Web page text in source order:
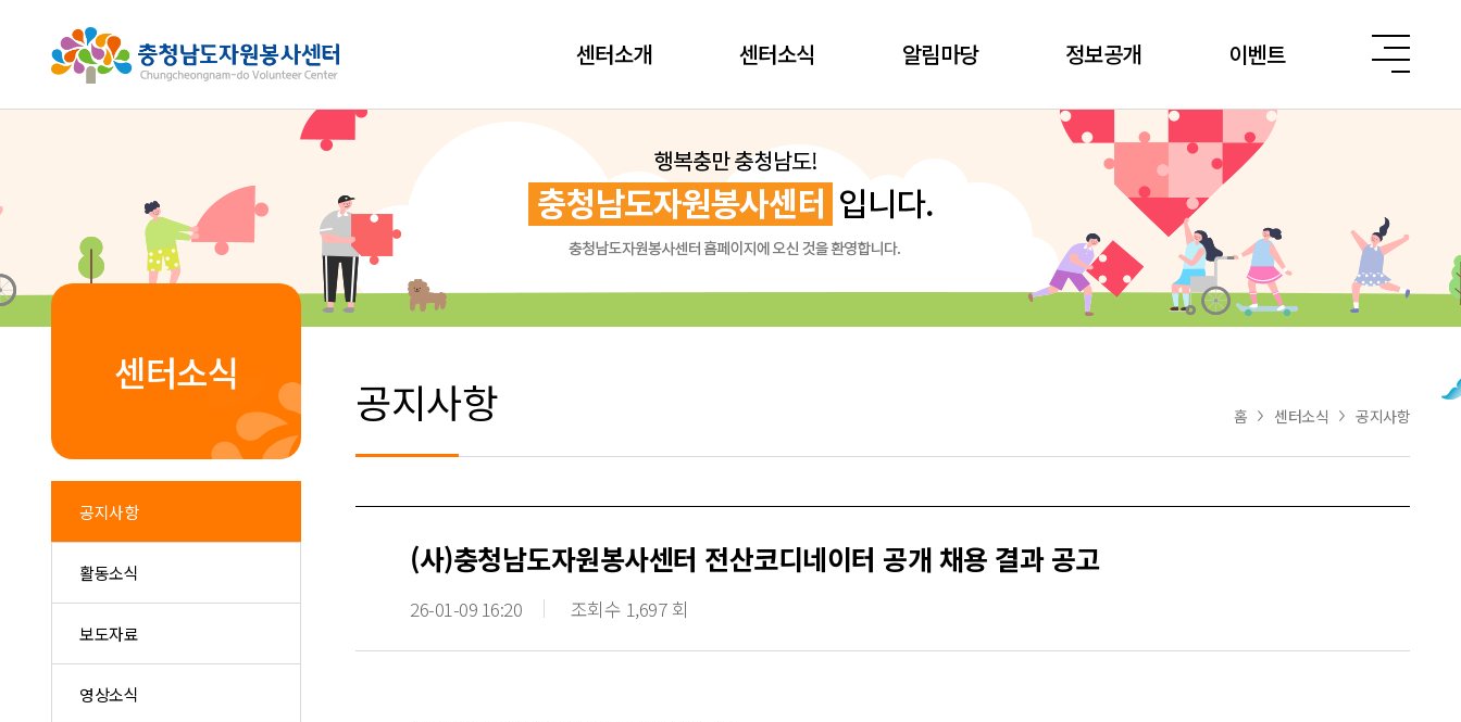
센터소개 센터소식 알림마당 정보공개 이벤트
센터소식
공지사항
활동소식
보도자료
영상소식
공지사항 홈 센터소식 공지사항
(사)충청남도자원봉사센터 전산코디네이터 공개 채용 결과 공고
26-01-09 16:20 조회수 1,697 회